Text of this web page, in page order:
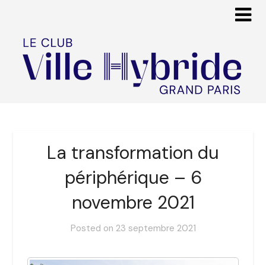
La transformation du
périphérique – 6
novembre 2021
Posted on 23 septembre 2021